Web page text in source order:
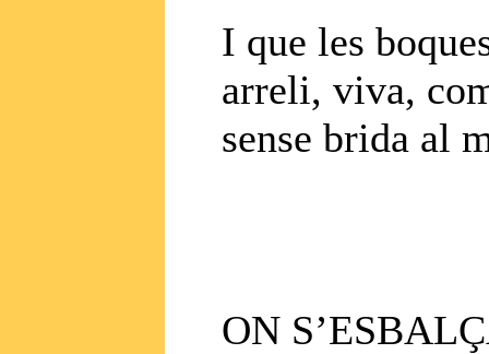
I que les
arreli, viva,
sense brida al
ON